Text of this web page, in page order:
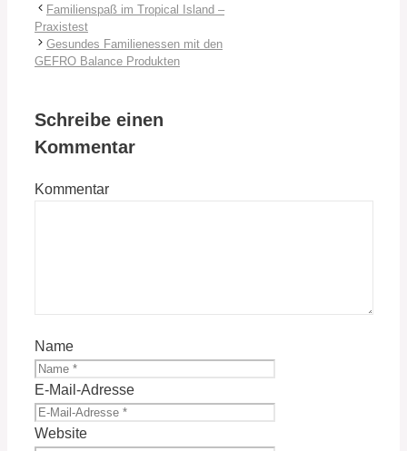
Familienspaß im Tropical Island –
Praxistest
Gesundes Familienessen mit den
GEFRO Balance Produkten
Schreibe einen
Kommentar
Kommentar
Name
E-Mail-Adresse
Website